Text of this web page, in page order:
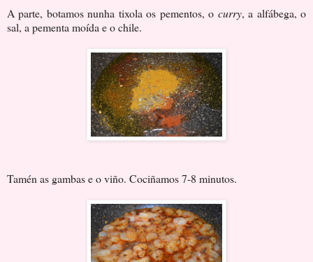
A parte, botamos nunha tixola os pementos, o curry, a alfábega, o
sal, a pementa moída e o chile.
Tamén as gambas e o viño. Cociñamos 7-8 minutos.